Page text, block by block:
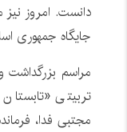
دانست. امروز نیز
جایگاه جمهوری
مراسم بزرگداشت
تربیتی
مجتبی فدا،